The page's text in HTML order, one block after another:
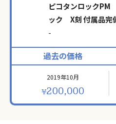
ピコタンロック
ック X刻 付属品完
-
過去の価格
2019年10月
¥200,000